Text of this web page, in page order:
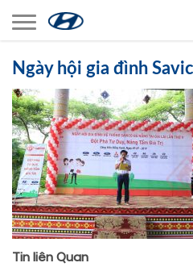
Toggle navigation
Ngày hội gia đình
Tin liên Quan